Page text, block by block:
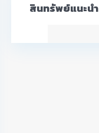
สินทรัพย์แนะนำ